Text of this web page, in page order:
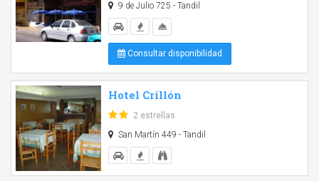
9 de Julio 725 - Tandil
Consultar disponibilidad
Hotel Crillón
2 estrellas
San Martín 449 - Tandil